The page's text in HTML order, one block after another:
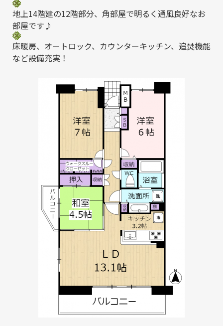
地上14階建の12階部分、角部屋で明るく通風良好なお
部屋です♪
床暖房、オートロック、カウンターキッチン、追焚機能
など設備充実！